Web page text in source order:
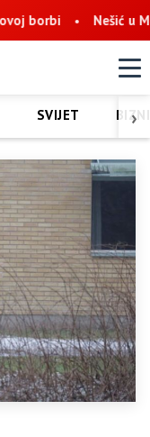
Nešić u Mostaru:
›
SVIJET